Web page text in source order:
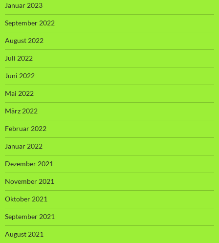
Januar 2023
September 2022
August 2022
Juli 2022
Juni 2022
Mai 2022
März 2022
Februar 2022
Januar 2022
Dezember 2021
November 2021
Oktober 2021
September 2021
August 2021